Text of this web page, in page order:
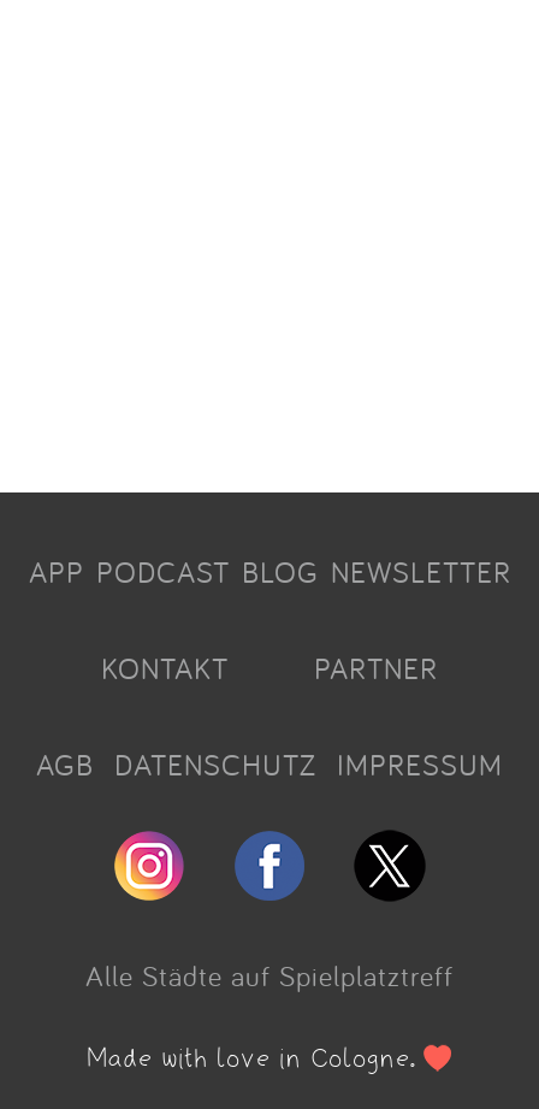
APP PODCAST BLOG NEWSLETTER
KONTAKT PARTNER
AGB DATENSCHUTZ IMPRESSUM
Alle Städte auf Spielplatztreff
Made with love in Cologne.